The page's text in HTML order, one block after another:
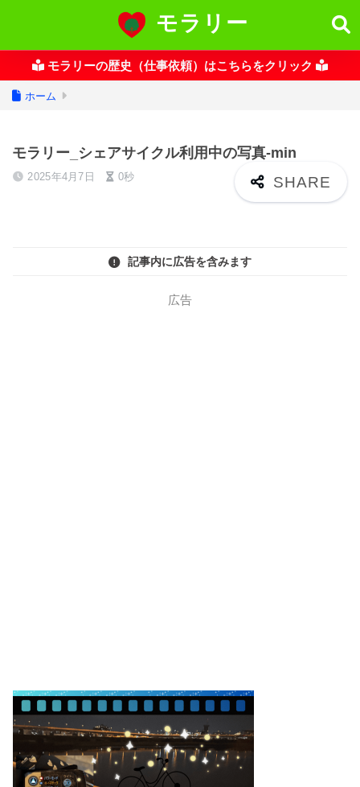
モラリー
モラリーの歴史（仕事依頼）はこちらをクリック
ホーム
モラリー_シェアサイクル利用中の写真-min
2025年4月7日 0秒
記事内に広告を含みます
広告